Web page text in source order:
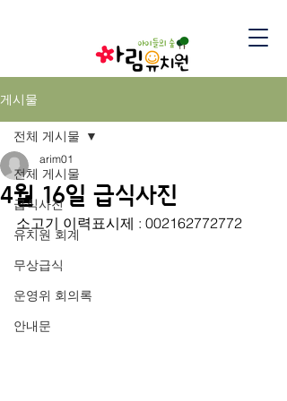
게시물
전체 게시물
급식사진
유치원 회계
무상급식
운영위 회의록
안내문
전체 게시물
4월 16일 급식사진
arim01
소고기 이력표시제 : 002162772772